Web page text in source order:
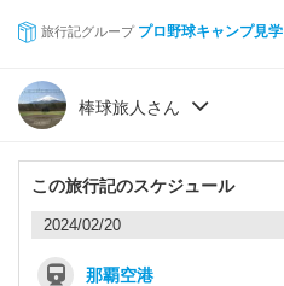
旅行記グループ プロ野球キャンプ見学
棒球旅人さん
この旅行記のスケジュール
2024/02/20
那覇空港